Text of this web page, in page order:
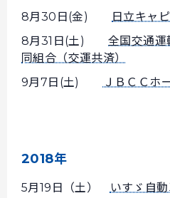
8月30日(金)
日立キャ
8月31日(土) 全国交通運
同組合（交運共済）
9月7日(土)
ＪＢＣＣホ
2018年
5月19日（土）
いすゞ自